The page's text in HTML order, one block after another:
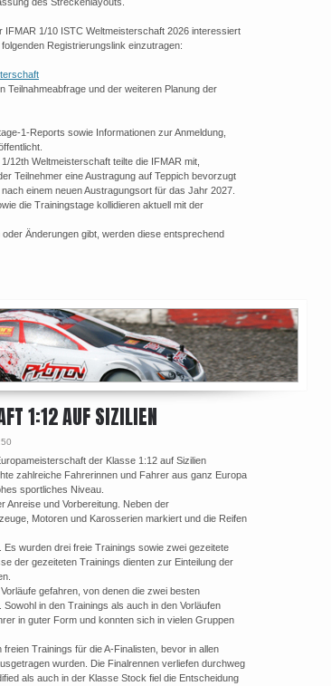
IFMAR 1/10 ISTC Weltmeisterschaft 2026 interessiert
Registrierungslink einzutragen:
Teilnahmeabfrage und der weiteren Planung der
1-Reports sowie Informationen zur Anmeldung,
12th Weltmeisterschaft teilte die IFMAR mit,
Teilnehmer eine Austragung auf Teppich bevorzugt
einem neuen Austragungsort für das Jahr 2027.
die Trainingstage kollidieren aktuell mit der
Änderungen gibt, werden diese entsprechend
1:12 AUF SIZILIEN
der Klasse 1:12 auf Sizilien
zahlreiche Fahrerinnen und Fahrer aus ganz Europa
sportliches Niveau.
Anreise und Vorbereitung. Neben der
Motoren und Karosserien markiert und die Reifen
Es wurden drei freie Trainings sowie zwei gezeitete
der gezeiteten Trainings dienten zur Einteilung der
gefahren, von denen die zwei besten
in den Trainings als auch in den Vorläufen
in guter Form und konnten sich in vielen Gruppen
Trainings für die A-Finalisten, bevor in allen
wurden. Die Finalrennen verliefen durchweg
als auch in der Klasse Stock fiel die Entscheidung